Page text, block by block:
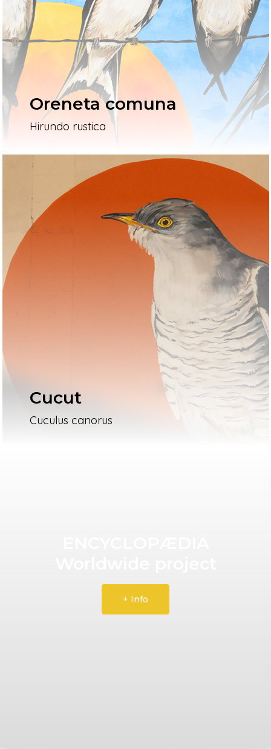
Oreneta comuna
Hirundo rustica
Cucut
Cuculus canorus
+ Info
L’artista
El Procés
Ivars D’Urgell
Vallverd
Pg. Felip Rodés, 11, 25260